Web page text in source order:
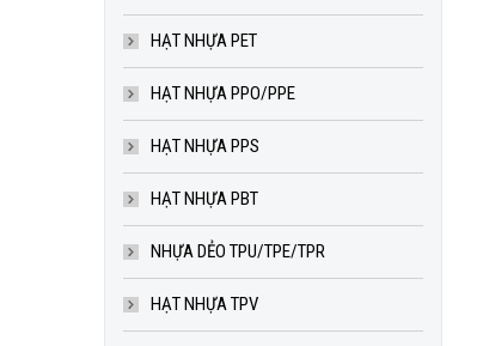
HẠT NHỰA PET
HẠT NHỰA PPO/PPE
HẠT NHỰA PPS
HẠT NHỰA PBT
NHỰA DẺO TPU/TPE/TPR
HẠT NHỰA TPV